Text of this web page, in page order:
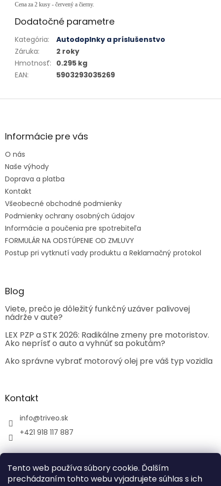
Tento web používa súbory cookie. Ďalším
prechádzaním tohto webu vyjadrujete súhlas s ich
Cena za 2 kusy - červený a čierny.
Dodatočné parametre
Kategória:
Autodoplnky a príslušenstvo
Záruka:
2 roky
Hmotnosť: 0.295 kg
EAN: 5903293035269
Zápätie
Informácie pre vás
O nás
Naše výhody
Doprava a platba
Kontakt
Všeobecné obchodné podmienky
Podmienky ochrany osobných údajov
Informácie a poučenia pre spotrebiteľa
FORMULÁR NA ODSTÚPENIE OD ZMLUVY
Postup pri vytknutí vady produktu a Reklamačný protokol
Blog
Viete, prečo je dôležitý funkčný uzáver palivovej
nádrže v aute?
LEX PZP a STK 2026: Radikálne zmeny pre motoristov.
Ako neprísť o auto a vyhnúť sa pokutám?
Ako správne vybrať motorový olej pre váš typ vozidla
Kontakt
info@triveo.sk
+421 918 117 887